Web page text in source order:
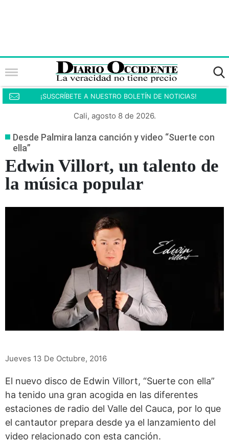
¡SUSCRÍBETE A NUESTRO BOLETÍN DE NOTICIAS!
Cali, agosto 8 de 2026.
Desde Palmira lanza canción y video “Suerte con
ella”
Edwin Villort, un talento de
la música popular
Jueves 13 De Octubre, 2016
El nuevo disco de Edwin Villort, “Suerte con ella”
ha tenido una gran acogida en las diferentes
estaciones de radio del Valle del Cauca, por lo que
el cantautor prepara desde ya el lanzamiento del
video relacionado con esta canción.